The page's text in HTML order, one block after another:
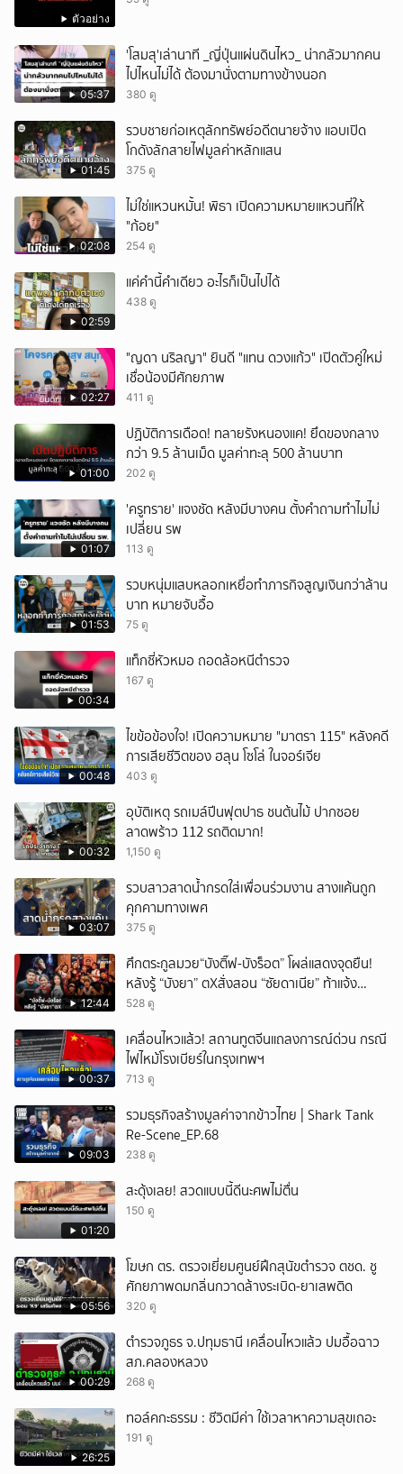
ตัวอย่าง
05:37
'โสมสุ'เล่านาที _ญี่ปุ่นแผ่นดินไหว_ น่ากลัวมากคน
ไปไหนไม่ได้ ต้องมานั่งตามทางข้างนอก
380 ดู
01:45
รวบชายก่อเหตุลักทรัพย์อดีตนายจ้าง แอบเปิด
โกดังลักสายไฟมูลค่าหลักแสน
375 ดู
02:08
ไม่ใช่แหวนหมั้น! พิธา เปิดความหมายแหวนที่ให้
"ก้อย"
254 ดู
02:59
แค่คำนี้คำเดียว อะไรก็เป็นไปได้
438 ดู
02:27
"ญดา นริลญา" ยินดี "แทน ดวงแก้ว" เปิดตัวคู่ใหม่
เชื่อน้องมีศักยภาพ
411 ดู
01:00
ปฏิบัติการเดือด! ทลายรังหนองแค! ยึดของกลาง
กว่า 9.5 ล้านเม็ด มูลค่าทะลุ 500 ล้านบาท
202 ดู
01:07
'ครูทราย' แจงชัด หลังมีบางคน ตั้งคำถามทำไมไม่
เปลี่ยน รพ
113 ดู
01:53
รวบหนุ่มแสบหลอกเหยื่อทำภารกิจสูญเงินกว่าล้าน
บาท หมายจับอื้อ
75 ดู
00:34
แท็กซี่หัวหมอ ถอดล้อหนีตำรวจ
167 ดู
00:48
ไขข้อข้องใจ! เปิดความหมาย "มาตรา 115" หลังคดี
การเสียชีวิตของ ฮลุน โซโล่ ในจอร์เจีย
403 ดู
00:32
อุบัติเหตุ รถเมล์ปีนฟุตปาธ ชนต้นไม้ ปากซอย
ลาดพร้าว 112 รถติดมาก!
1,150 ดู
03:07
รวบสาวสาดน้ำกรดใส่เพื่อนร่วมงาน สางแค้นถูก
คุกคามทางเพศ
375 ดู
12:44
ศึกตระกูลมวย“บังติ๊ฟ-บังร็อต” โผล่แสดงจุดยืน!
หลังรู้ “บังยา” ตXสั่งสอน “ซัยดาเนีย” ท้าแจ้ง
ความ?
528 ดู
00:37
เคลื่อนไหวแล้ว! สถานทูตจีนแถลงการณ์ด่วน กรณี
ไฟไหม้โรงเบียร์ในกรุงเทพฯ
713 ดู
09:03
รวมธุรกิจสร้างมูลค่าจากข้าวไทย | Shark Tank
Re-Scene_EP.68
238 ดู
01:20
สะดุ้งเลย! สวดแบบนี้ดีนะศพไม่ตื่น
150 ดู
05:56
โฆษก ตร. ตรวจเยี่ยมศูนย์ฝึกสุนัขตำรวจ ตชด. ชู
ศักยภาพดมกลิ่นกวาดล้างระเบิด-ยาเสพติด
320 ดู
00:29
ตำรวจภูธร จ.ปทุมธานี เคลื่อนไหวแล้ว ปมอื้อฉาว
สภ.คลองหลวง
268 ดู
26:25
ทอล์คกะธรรม : ชีวิตมีค่า ใช้เวลาหาความสุขเถอะ
191 ดู